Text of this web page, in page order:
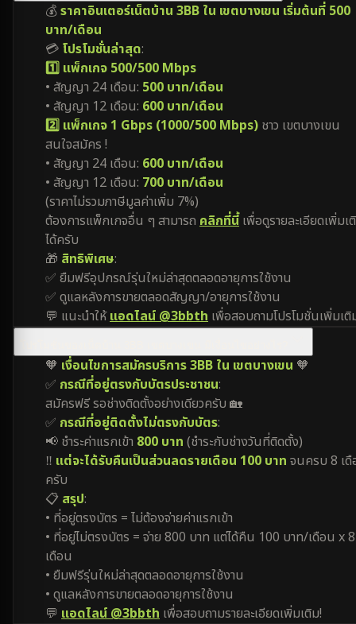
💰ราคาอินเตอร์เน็ตบ้าน 3BB ใน เขตบางเขน เริ่มต้นที่ 500
บาท/เดือน
💳 โปรโมชั่นล่าสุด:
1️⃣ แพ็กเกจ 500/500 Mbps
• สัญญา 24 เดือน: 500 บาท/เดือน
• สัญญา 12 เดือน: 600 บาท/เดือน
2️⃣ แพ็กเกจ 1 Gbps (1000/500 Mbps) ชาว เขตบางเขน
สนใจสมัคร !
• สัญญา 24 เดือน: 600 บาท/เดือน
• สัญญา 12 เดือน: 700 บาท/เดือน
(ราคาไม่รวมภาษีมูลค่าเพิ่ม 7%)
ต้องการแพ็กเกจอื่น ๆ สามารถ คลิกที่นี้เพื่อดูรายละเอียดเพิ่มเ
ได้ครับ
🎁 สิทธิพิเศษ:
✅ ยืมฟรีอุปกรณ์รุ่นใหม่ล่าสุดตลอดอายุการใช้งาน
✅ ดูแลหลังการขายตลอดสัญญา/อายุการใช้งาน
💬 แนะนำให้แอดไลน์ @3bbth เพื่อสอบถามโปรโมชั่นเพิ่มเติ
🧡 เงื่อนไขการสมัครบริการ 3BB ใน เขตบางเขน 🧡
✅ กรณีที่อยู่ตรงกับบัตรประชาชน:
สมัครฟรี รอช่างติดตั้งอย่างเดียวครับ 🏡
✅ กรณีที่อยู่ติดตั้งไม่ตรงกับบัตร:
📢 ชำระค่าแรกเข้า 800 บาท (ชำระกับช่างวันที่ติดตั้ง)
‼️ แต่จะได้รับคืนเป็นส่วนลดรายเดือน 100 บาท จนครบ 8 เ
ครับ
📋 สรุป:
• ที่อยู่ตรงบัตร = ไม่ต้องจ่ายค่าแรกเข้า
• ที่อยู่ไม่ตรงบัตร = จ่าย 800 บาท แต่ได้คืน 100 บาท/เดือน x 8
เดือน
• ยืมฟรีรุ่นใหม่ล่าสุดตลอดอายุการใช้งาน
• ดูแลหลังการขายตลอดอายุการใช้งาน
💬 แอดไลน์ @3bbth เพื่อสอบถามรายละเอียดเพิ่มเติม!